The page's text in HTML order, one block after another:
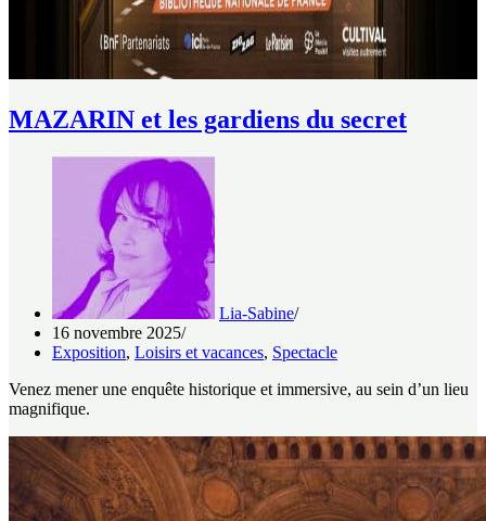
MAZARIN et les gardiens du secret
Lia-Sabine
16 novembre 2025
Exposition, Loisirs et vacances, Spectacle
Venez mener une enquête historique et immersive, au sein d’un lieu
magnifique.